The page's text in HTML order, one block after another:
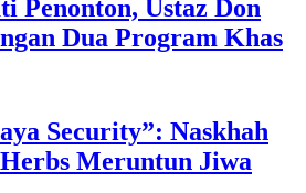
Penonton, Ustaz Don
Dua Program Khas
Security”: Naskhah
Meruntun Jiwa